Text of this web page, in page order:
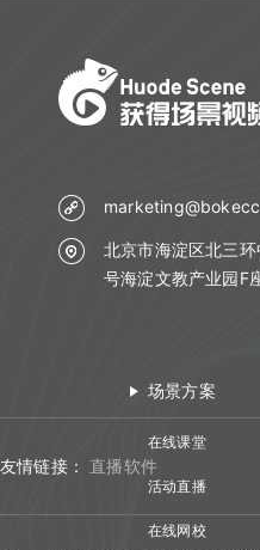
北京市海淀区北三
号海淀文教产业园F
场景方案
在线课堂
活动直播
在线网校
友情链接： 直播软件